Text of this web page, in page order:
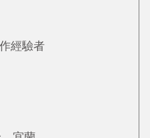
經驗者